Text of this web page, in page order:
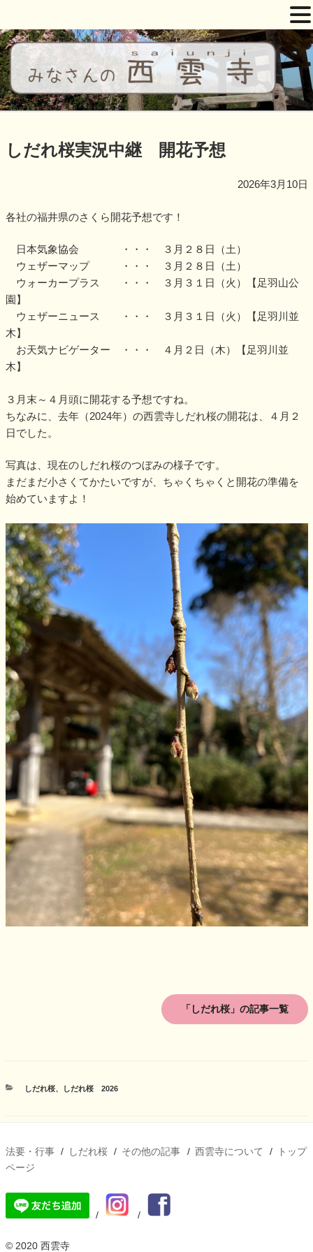
コ
ン
テ
ン
ツ
キ
西雲寺
しだれ桜となんまんだぶつ
しだれ桜実況中継 開花予想
2026年3月10日
各社の福井県のさくら開花予想です！
日本気象協会 ・・・ ３月２８日（土）
ウェザーマップ ・・・ ３月２８日（土）
ウォーカープラス ・・・ ３月３１日（火）【足羽山公
園】
ウェザーニュース ・・・ ３月３１日（火）【足羽川並
木】
お天気ナビゲーター ・・・ ４月２日（木）【足羽川並
木】
３月末～４月頭に開花する予想ですね。
ちなみに、去年（2024年）の西雲寺しだれ桜の開花は、４月２
日でした。
写真は、現在のしだれ桜のつぼみの様子です。
まだまだ小さくてかたいですが、ちゃくちゃくと開花の準備を
始めていますよ！
「しだれ桜」の記事一覧
カ
しだれ桜、 しだれ桜 2026
法要・行事 しだれ桜 その他の記事 西雲寺について
トップ
ページ
© 2020 西雲寺